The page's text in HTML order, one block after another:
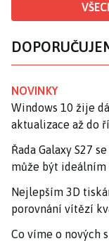
NOVINKY
Windows 10 žije
aktualizace až do
Řada Galaxy S27
může být
Nejlepším 3D
porovnání vítězí
Co víme o nových